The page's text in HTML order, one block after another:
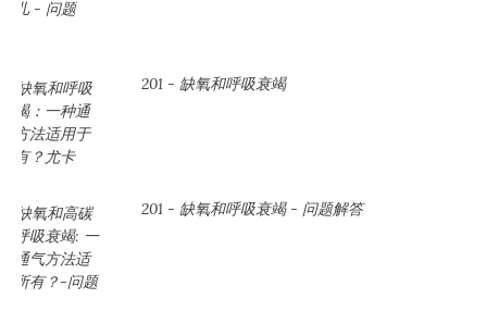
201 - 缺氧和呼吸衰竭
201 - 缺氧和呼吸衰竭 - 问题解答